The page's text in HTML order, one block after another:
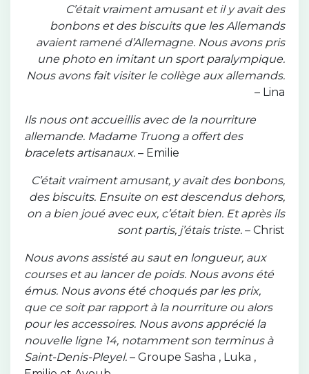
C’était vraiment amusant et il y avait des
bonbons et des biscuits que les Allemands
avaient ramené d’Allemagne. Nous avons pris
une photo en imitant un sport paralympique.
Nous avons fait visiter le collège aux allemands.
– Lina
Ils nous ont accueillis avec de la nourriture
allemande. Madame Truong a offert des
bracelets artisanaux. – Emilie
C’était vraiment amusant, y avait des bonbons,
des biscuits. Ensuite on est descendus dehors,
on a bien joué avec eux, c’était bien. Et après ils
sont partis, j’étais triste. – Christ
Nous avons assisté au saut en longueur, aux
courses et au lancer de poids. Nous avons été
émus. Nous avons été choqués par les prix,
que ce soit par rapport à la nourriture ou alors
pour les accessoires. Nous avons apprécié la
nouvelle ligne 14, notamment son terminus à
Saint-Denis-Pleyel. – Groupe Sasha , Luka ,